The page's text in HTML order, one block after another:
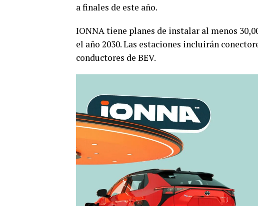
a finales de este año.
IONNA tiene planes de instalar al menos
el año 2030. Las estaciones incluirán
conductores de BEV.